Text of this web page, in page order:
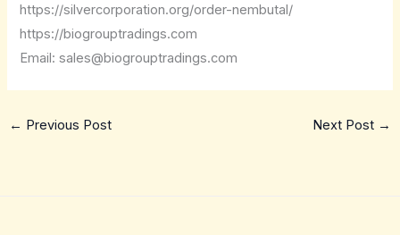
https://silvercorporation.org/order-nembutal/
https://biogrouptradings.com
Email: sales@biogrouptradings.com
← Previous Post Next Post →